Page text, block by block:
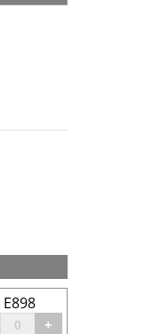
E898
+